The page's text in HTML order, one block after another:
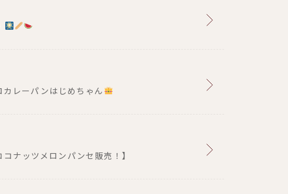
カレーパンはじめちゃん
ナッツメロンパンセ販売！】